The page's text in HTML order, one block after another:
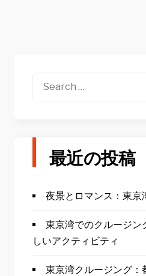
Search
最近の投稿
夜景とロマンス：東京
東京湾でのクルージン
しいアクティビティ
東京湾クルージング：